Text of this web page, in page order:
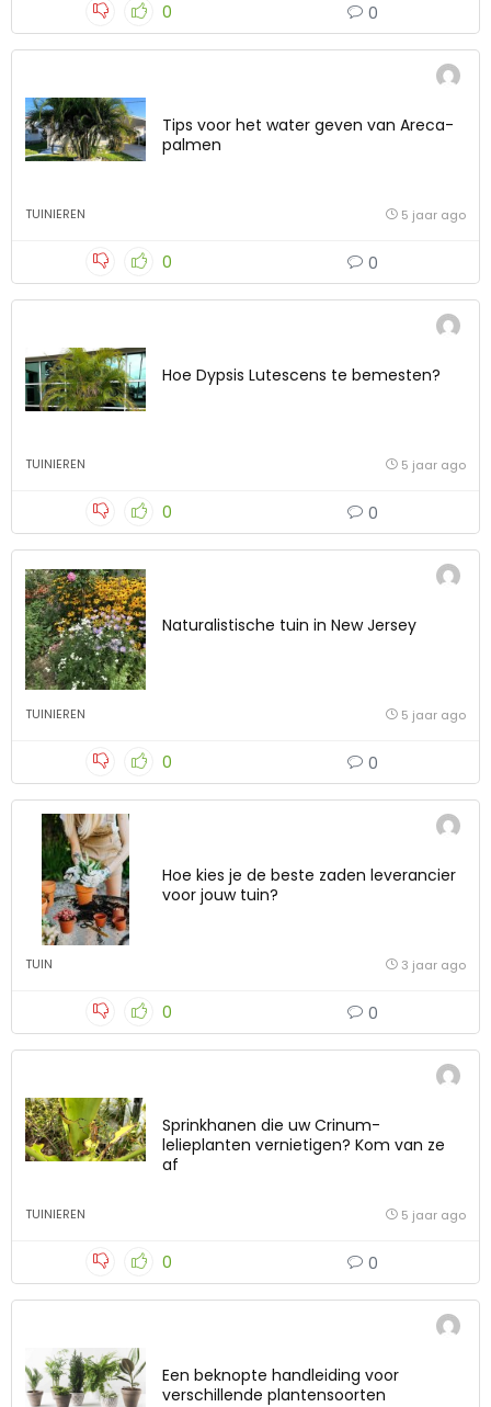
0 0
Tips voor het water geven van Areca-
palmen
TUINIEREN 5 jaar ago
0 0
Hoe Dypsis Lutescens te bemesten?
TUINIEREN 5 jaar ago
0 0
Naturalistische tuin in New Jersey
TUINIEREN 5 jaar ago
0 0
Hoe kies je de beste zaden leverancier
voor jouw tuin?
TUIN 3 jaar ago
0 0
Sprinkhanen die uw Crinum-
lelieplanten vernietigen? Kom van ze
af
TUINIEREN 5 jaar ago
0 0
Een beknopte handleiding voor
verschillende plantensoorten